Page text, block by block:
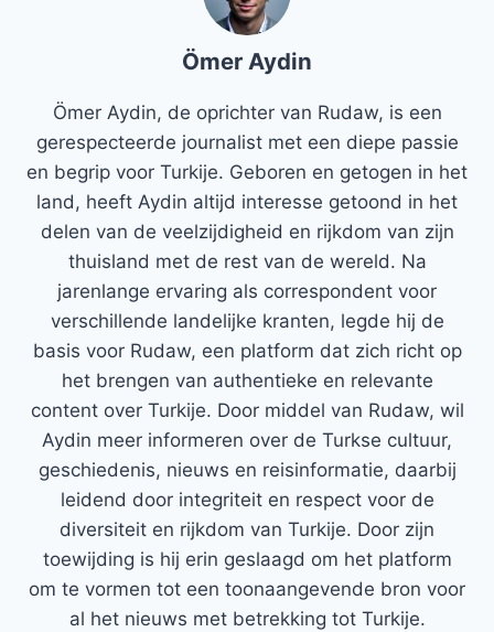
Ömer Aydin
Ömer Aydin, de oprichter van Rudaw, is een
gerespecteerde journalist met een diepe passie
en begrip voor Turkije. Geboren en getogen in het
land, heeft Aydin altijd interesse getoond in het
delen van de veelzijdigheid en rijkdom van zijn
thuisland met de rest van de wereld. Na
jarenlange ervaring als correspondent voor
verschillende landelijke kranten, legde hij de
basis voor Rudaw, een platform dat zich richt op
het brengen van authentieke en relevante
content over Turkije. Door middel van Rudaw, wil
Aydin meer informeren over de Turkse cultuur,
geschiedenis, nieuws en reisinformatie, daarbij
leidend door integriteit en respect voor de
diversiteit en rijkdom van Turkije. Door zijn
toewijding is hij erin geslaagd om het platform
om te vormen tot een toonaangevende bron voor
al het nieuws met betrekking tot Turkije.